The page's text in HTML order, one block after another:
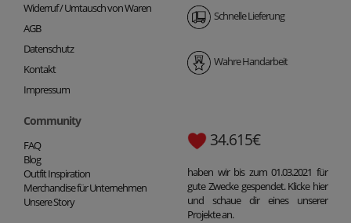
Widerruf / Umtausch von Waren
AGB
Datenschutz
Kontakt
Impressum
Schnelle Lieferung
Wahre Handarbeit
Community
FAQ
Blog
Outfit Inspiration
Merchandise für Unternehmen
Unsere Story
34.615€
haben wir bis zum 01.03.2021 für
gute Zwecke gespendet. Klicke hier
und schaue dir eines unserer
Projekte an.